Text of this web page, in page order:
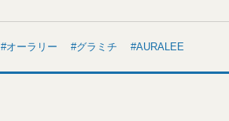
オーラリー グラミチ AURALEE